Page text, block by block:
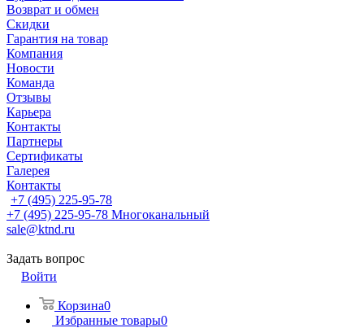
Возврат и обмен
Скидки
Гарантия на товар
Компания
Новости
Команда
Отзывы
Карьера
Контакты
Партнеры
Сертификаты
Галерея
Контакты
+7 (495) 225-95-78
+7 (495) 225-95-78 Многоканальный
sale@ktnd.ru
Задать вопрос
Войти
Корзина0
Избранные товары0